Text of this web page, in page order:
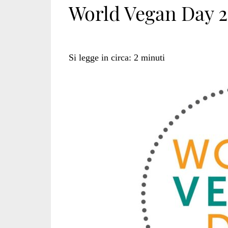
World Vegan Day
Si legge in circa: 2 minuti